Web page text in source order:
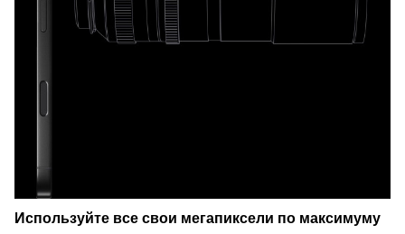
Используйте все свои мегапиксели по максимуму